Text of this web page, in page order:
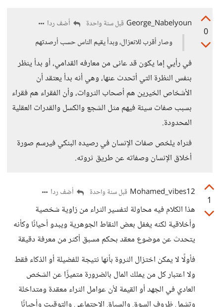
0
George_Nabelyoun قبل سنة واحدة
أضف ردا
وصار أقرب للانعزال، وبدأ يقيم الناس حسب أرصدتهم
في رأيي إما يكون قد عانى من معارفه القدامي، أو بدأ ينظر
بنفس النظرة التي أتحدث عنها، وهي أنه بدأ يعتقد أن
الأشخاص الخيرين هم أصحاب الثروات، وأن الفقراء هم فقراء
بسبب صفات سيئة فيهم مثل الشجع والكسل والقدرات العقلية
المحدودة.
فنراه يلخص صفات الإنسان في رصيده البنكي فيرسم صورة
أخلاق الإنسان وصفاته عن طريق ثروته.
1
Mohamed_vibes12 قبل سنة واحدة أضف ردا
هذا الكلام فيه محاولة لتفسير الثراء من زاوية شخصية
وأخلاقية لكنه يغفل بعض النقاط الجوهرية ويبدو أحيانًا وكأنه
يتحدث عن موضوع معقد بحكم مسبق أكثر من معرفة دقيقة
فأولًا لا يمكن اختزال الثروة بأنها نتيجة للفضيلة أو الذكاء فقط
ولا اعتبار كل من يملك المال بالضرورة متميزًا عن الشخص
العادي في الجهد أو القيمة لأن عوامل الثراء معقدة ومتداخلة